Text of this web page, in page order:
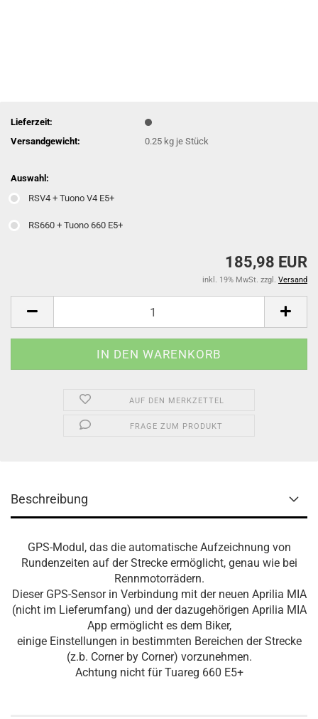
Lieferzeit:
Versandgewicht:
0.25 kg je Stück
Auswahl:
RSV4 + Tuono V4 E5+
RS660 + Tuono 660 E5+
185,98 EUR
inkl. 19% MwSt. zzgl. Versand
AUF DEN MERKZETTEL
FRAGE ZUM PRODUKT
Beschreibung
GPS-Modul, das die automatische Aufzeichnung von
Rundenzeiten auf der Strecke ermöglicht, genau wie bei
Rennmotorrädern.
Dieser GPS-Sensor in Verbindung mit der neuen Aprilia MIA
(nicht im Lieferumfang) und der dazugehörigen Aprilia MIA
App ermöglicht es dem Biker,
einige Einstellungen in bestimmten Bereichen der Strecke
(z.b. Corner by Corner) vorzunehmen.
Achtung nicht für Tuareg 660 E5+